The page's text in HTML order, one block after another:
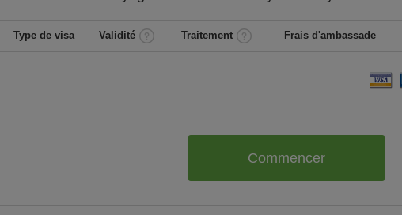
Type de visa Validité Traitement Frais d'ambassade
Commencer